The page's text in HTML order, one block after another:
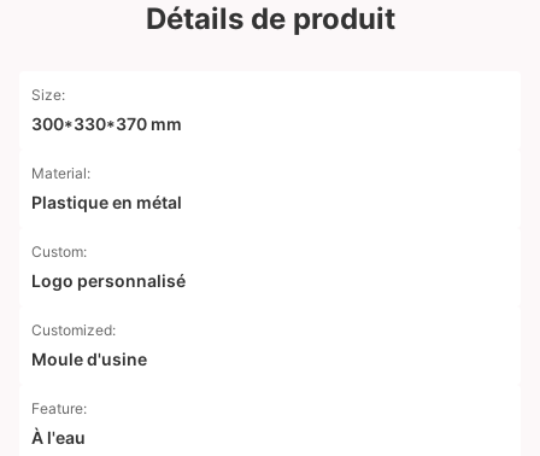
Détails de produit
Size:
300*330*370 mm
Material:
Plastique en métal
Custom:
Logo personnalisé
Customized:
Moule d'usine
Feature:
À l'eau